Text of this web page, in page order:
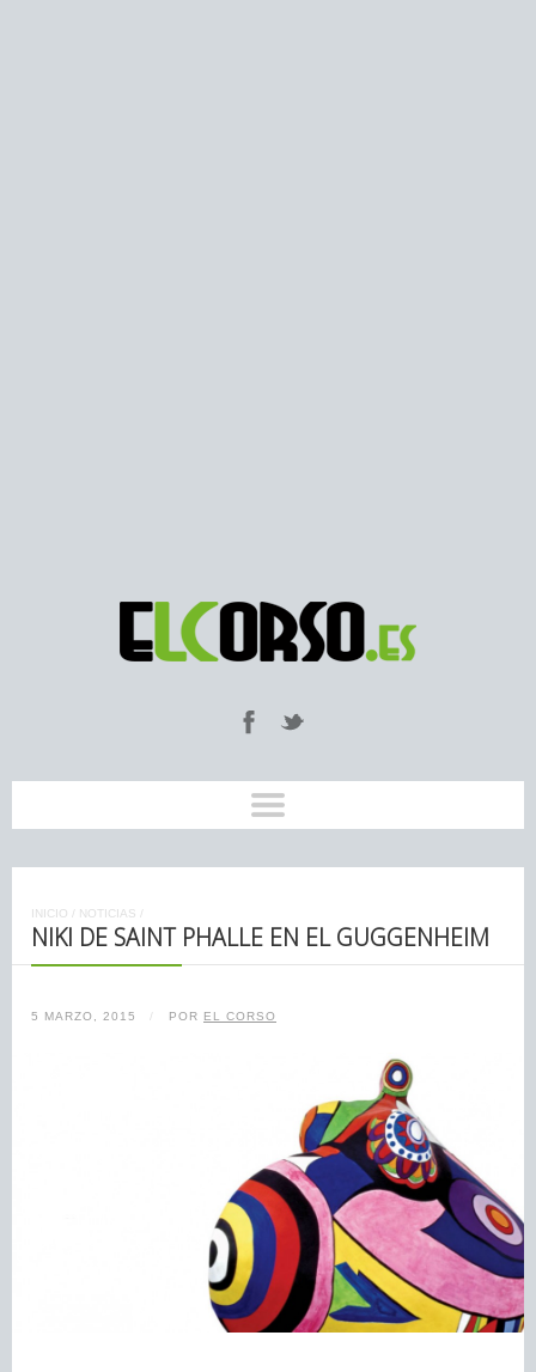
INICIO / NOTICIAS /
NIKI DE SAINT PHALLE EN EL GUGGENHEIM
5 MARZO, 2015 / POR EL CORSO